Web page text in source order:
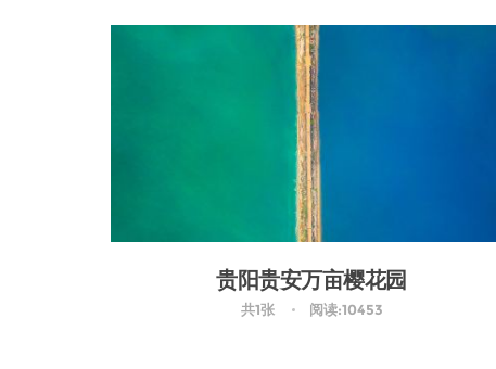
贵阳贵安万亩樱花园
共1张 阅读:10453